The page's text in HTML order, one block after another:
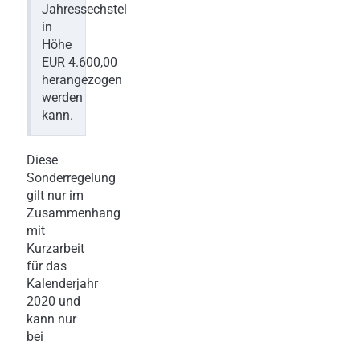
Jahressechstel
in
Höhe
EUR 4.600,00
herangezogen
werden
kann.
Diese
Sonderregelung
gilt nur im
Zusammenhang
mit
Kurzarbeit
für das
Kalenderjahr
2020 und
kann nur
bei